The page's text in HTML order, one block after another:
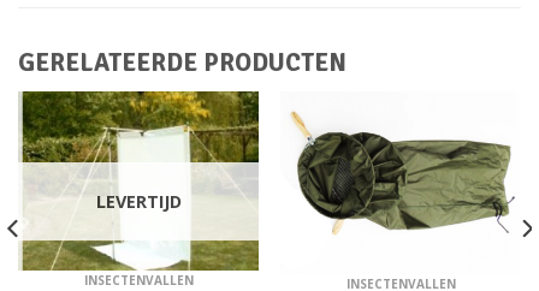
GERELATEERDE PRODUCTEN
LEVERTIJD
INSECTENVALLEN INSECTENVALLEN